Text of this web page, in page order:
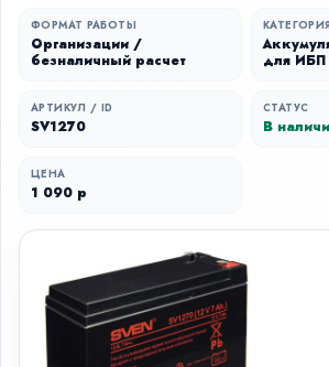
ФОРМАТ РАБОТЫ
Организации /
безналичный расчет
КАТЕГОРИЯ
для ИБП
АРТИКУЛ / ID
SV1270
СТАТУС
В
ЦЕНА
1 090 р